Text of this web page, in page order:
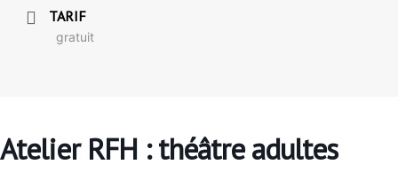
TARIF
gratuit
Atelier RFH : théâtre adultes